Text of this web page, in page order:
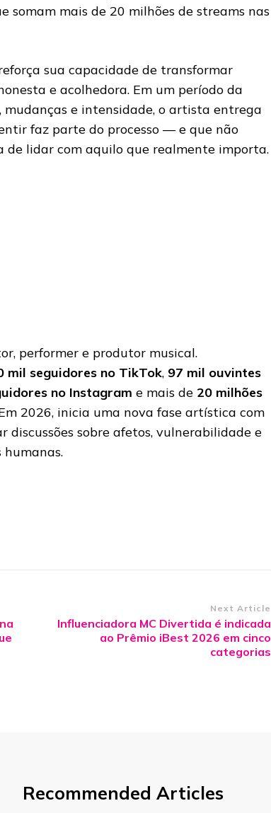
somam mais de 20 milhões de streams nas
reforça sua capacidade de transformar
e acolhedora. Em um período da
mudanças e intensidade, o artista entrega
faz parte do processo — e que não
de lidar com aquilo que realmente importa.
performer e produtor musical.
mil seguidores no TikTok, 97 mil ouvintes
no Instagram e mais de 20 milhões
2026, inicia uma nova fase artística com
discussões sobre afetos, vulnerabilidade e
humanas.
Next Article
Influenciadora MC Divertida é indicada
ao Prêmio iBest 2026 em cinco
categorias
Recommended Articles